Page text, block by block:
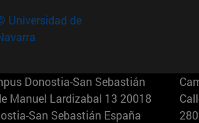
Universidad de
Donostia-San Sebastián
Manuel Lardizabal 13 20018
San Sebastián España